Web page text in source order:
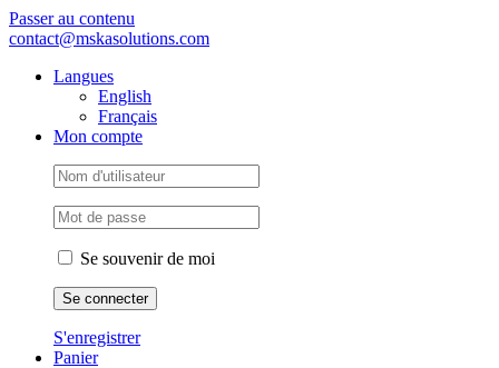
Passer au contenu
contact@mskasolutions.com
Langues
English
Français
Mon compte
Se souvenir de moi
S'enregistrer
Panier